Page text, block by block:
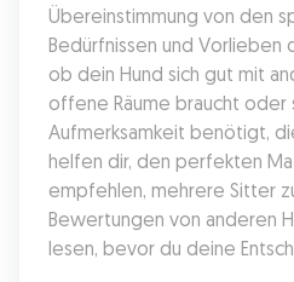
Übereinstimmung von den
Bedürfnissen und Vorlieben
ob dein Hund sich gut mit
offene Räume braucht oder
Aufmerksamkeit benötigt,
helfen dir, den perfekten
empfehlen, mehrere Sitter
Bewertungen von anderen
lesen, bevor du deine